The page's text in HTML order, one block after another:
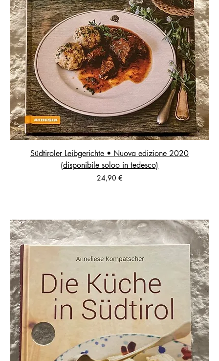
Südtiroler Leibgerichte • Nuova edizione 2020
(disponibile soloo in tedesco)
Prezzo
24,90 €